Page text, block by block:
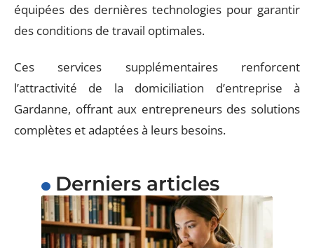
équipées des dernières technologies pour garantir
des conditions de travail optimales.
Ces services supplémentaires renforcent
l’attractivité de la domiciliation d’entreprise à
Gardanne, offrant aux entrepreneurs des solutions
complètes et adaptées à leurs besoins.
Derniers articles